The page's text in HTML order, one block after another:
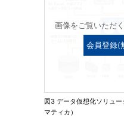
画像をご覧いただ
会員登録(
図3 データ仮想化ソリュ
マティカ）